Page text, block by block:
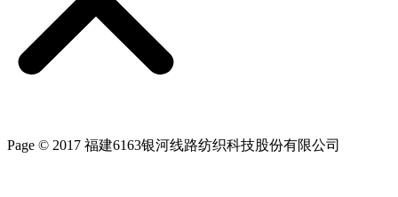
Page © 2017 福建6163银河线路纺织科技股份有限公司